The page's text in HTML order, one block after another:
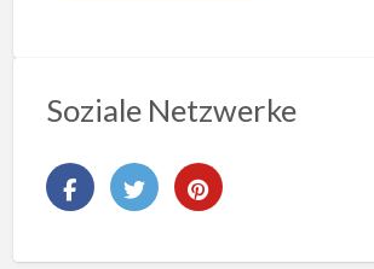
Soziale Netzwerke